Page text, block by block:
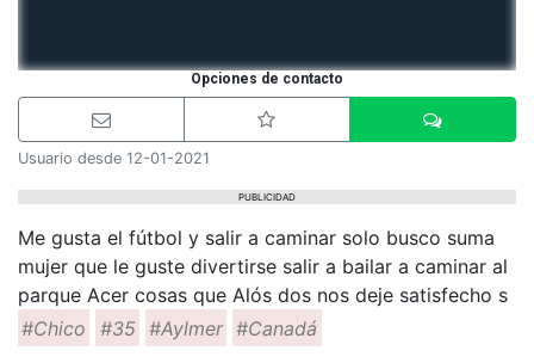
Opciones de contacto
Usuario desde 12-01-2021
PUBLICIDAD
Me gusta el fútbol y salir a caminar solo busco suma
mujer que le guste divertirse salir a bailar a caminar al
parque Acer cosas que Alós dos nos deje satisfecho s
#Chico
#35 #Aylmer #Canadá